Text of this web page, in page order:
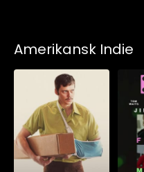
Amerikansk Indie